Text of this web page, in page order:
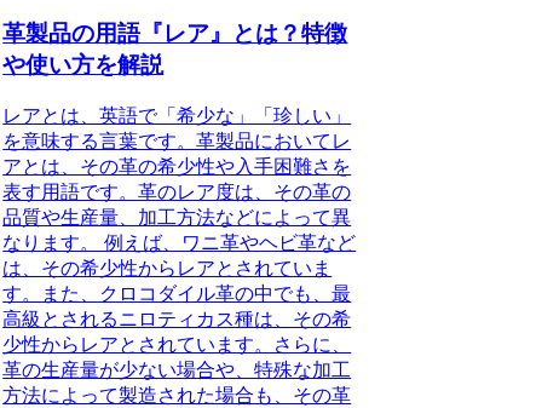
革製品の用語『レア』とは？特徴
や使い方を解説
レアとは、英語で「希少な」「珍しい」
を意味する言葉です。革製品においてレ
アとは、その革の希少性や入手困難さを
表す用語です。革のレア度は、その革の
品質や生産量、加工方法などによって異
なります。 例えば、ワニ革やヘビ革など
は、その希少性からレアとされていま
す。また、クロコダイル革の中でも、最
高級とされるニロティカス種は、その希
少性からレアとされています。さらに、
革の生産量が少ない場合や、特殊な加工
方法によって製造された場合も、その革